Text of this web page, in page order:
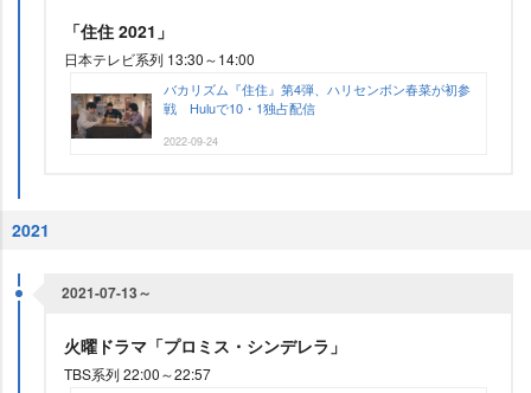
「住住 2021」
日本テレビ系列 13:30～14:00
バカリズム『住住』第4弾、ハリセンボン春菜が初参
戦 Huluで10・1独占配信
2022-09-24
2021
2021-07-13～
火曜ドラマ「プロミス・シンデレラ」
TBS系列 22:00～22:57